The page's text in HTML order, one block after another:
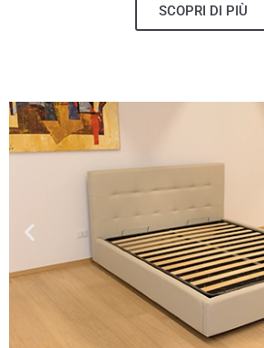
SCOPRI DI PIÙ